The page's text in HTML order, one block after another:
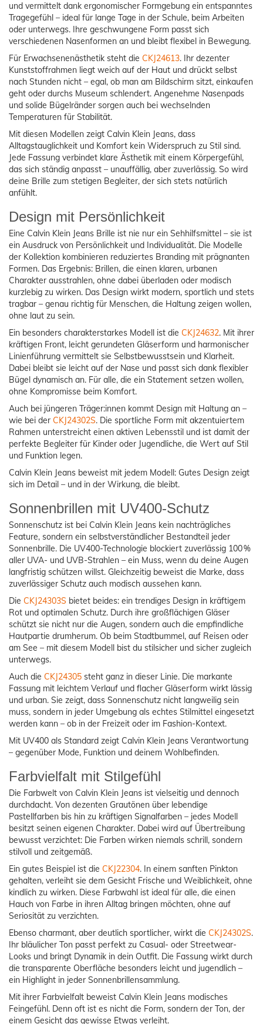
und vermittelt dank ergonomischer Formgebung ein entspanntes
Tragegefühl – ideal für lange Tage in der Schule, beim Arbeiten
oder unterwegs. Ihre geschwungene Form passt sich
verschiedenen Nasenformen an und bleibt flexibel in Bewegung.
Für Erwachsenenästhetik steht die CKJ24613. Ihr dezenter
Kunststoffrahmen liegt weich auf der Haut und drückt selbst
nach Stunden nicht – egal, ob man am Bildschirm sitzt, einkaufen
geht oder durchs Museum schlendert. Angenehme Nasenpads
und solide Bügelränder sorgen auch bei wechselnden
Temperaturen für Stabilität.
Mit diesen Modellen zeigt Calvin Klein Jeans, dass
Alltagstauglichkeit und Komfort kein Widerspruch zu Stil sind.
Jede Fassung verbindet klare Ästhetik mit einem Körpergefühl,
das sich ständig anpasst – unauffällig, aber zuverlässig. So wird
deine Brille zum stetigen Begleiter, der sich stets natürlich
anfühlt.
Design mit Persönlichkeit
Eine Calvin Klein Jeans Brille ist nie nur ein Sehhilfsmittel – sie ist
ein Ausdruck von Persönlichkeit und Individualität. Die Modelle
der Kollektion kombinieren reduziertes Branding mit prägnanten
Formen. Das Ergebnis: Brillen, die einen klaren, urbanen
Charakter ausstrahlen, ohne dabei überladen oder modisch
kurzlebig zu wirken. Das Design wirkt modern, sportlich und stets
tragbar – genau richtig für Menschen, die Haltung zeigen wollen,
ohne laut zu sein.
Ein besonders charakterstarkes Modell ist die CKJ24632. Mit ihrer
kräftigen Front, leicht gerundeten Gläserform und harmonischer
Linienführung vermittelt sie Selbstbewusstsein und Klarheit.
Dabei bleibt sie leicht auf der Nase und passt sich dank flexibler
Bügel dynamisch an. Für alle, die ein Statement setzen wollen,
ohne Kompromisse beim Komfort.
Auch bei jüngeren Träger:innen kommt Design mit Haltung an –
wie bei der CKJ24302S. Die sportliche Form mit akzentuiertem
Rahmen unterstreicht einen aktiven Lebensstil und ist damit der
perfekte Begleiter für Kinder oder Jugendliche, die Wert auf Stil
und Funktion legen.
Calvin Klein Jeans beweist mit jedem Modell: Gutes Design zeigt
sich im Detail – und in der Wirkung, die bleibt.
Sonnenbrillen mit UV400-Schutz
Sonnenschutz ist bei Calvin Klein Jeans kein nachträgliches
Feature, sondern ein selbstverständlicher Bestandteil jeder
Sonnenbrille. Die UV400-Technologie blockiert zuverlässig 100 %
aller UVA- und UVB-Strahlen – ein Muss, wenn du deine Augen
langfristig schützen willst. Gleichzeitig beweist die Marke, dass
zuverlässiger Schutz auch modisch aussehen kann.
Die CKJ24303S bietet beides: ein trendiges Design in kräftigem
Rot und optimalen Schutz. Durch ihre großflächigen Gläser
schützt sie nicht nur die Augen, sondern auch die empfindliche
Hautpartie drumherum. Ob beim Stadtbummel, auf Reisen oder
am See – mit diesem Modell bist du stilsicher und sicher zugleich
unterwegs.
Auch die CKJ24305 steht ganz in dieser Linie. Die markante
Fassung mit leichtem Verlauf und flacher Gläserform wirkt lässig
und urban. Sie zeigt, dass Sonnenschutz nicht langweilig sein
muss, sondern in jeder Umgebung als echtes Stilmittel eingesetzt
werden kann – ob in der Freizeit oder im Fashion-Kontext.
Mit UV400 als Standard zeigt Calvin Klein Jeans Verantwortung
– gegenüber Mode, Funktion und deinem Wohlbefinden.
Farbvielfalt mit Stilgefühl
Die Farbwelt von Calvin Klein Jeans ist vielseitig und dennoch
durchdacht. Von dezenten Grautönen über lebendige
Pastellfarben bis hin zu kräftigen Signalfarben – jedes Modell
besitzt seinen eigenen Charakter. Dabei wird auf Übertreibung
bewusst verzichtet: Die Farben wirken niemals schrill, sondern
stilvoll und zeitgemäß.
Ein gutes Beispiel ist die CKJ22304. In einem sanften Pinkton
gehalten, verleiht sie dem Gesicht Frische und Weiblichkeit, ohne
kindlich zu wirken. Diese Farbwahl ist ideal für alle, die einen
Hauch von Farbe in ihren Alltag bringen möchten, ohne auf
Seriosität zu verzichten.
Ebenso charmant, aber deutlich sportlicher, wirkt die CKJ24302S.
Ihr bläulicher Ton passt perfekt zu Casual- oder Streetwear-
Looks und bringt Dynamik in dein Outfit. Die Fassung wirkt durch
die transparente Oberfläche besonders leicht und jugendlich –
ein Highlight in jeder Sonnenbrillensammlung.
Mit ihrer Farbvielfalt beweist Calvin Klein Jeans modisches
Feingefühl. Denn oft ist es nicht die Form, sondern der Ton, der
einem Gesicht das gewisse Etwas verleiht.